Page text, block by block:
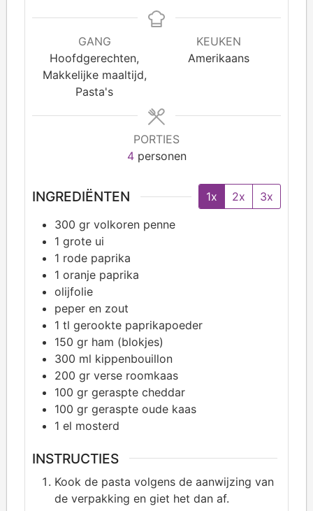
GANG
Hoofdgerechten,
Makkelijke maaltijd,
Pasta's
KEUKEN
Amerikaans
PORTIES
4 personen
INGREDIËNTEN 1x 2x
3x
300 gr volkoren penne
1 grote ui
1 rode paprika
1 oranje paprika
olijfolie
peper en zout
1 tl gerookte paprikapoeder
150 gr ham (blokjes)
300 ml kippenbouillon
200 gr verse roomkaas
100 gr geraspte cheddar
100 gr geraspte oude kaas
1 el mosterd
INSTRUCTIES
Kook de pasta volgens de aanwijzing van
de verpakking en giet het dan af.